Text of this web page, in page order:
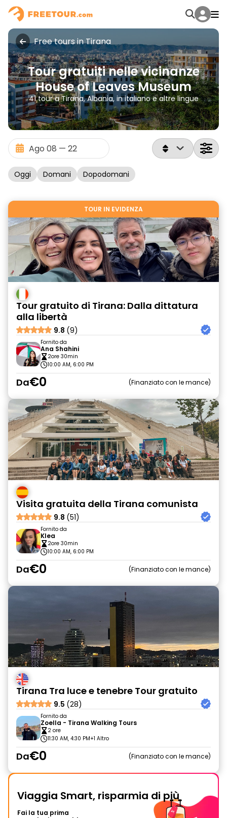
Free tours in Tirana
Tour gratuiti nelle vicinanze
House of Leaves Museum
41 tour a Tirana, Albania, in italiano e altre lingue
Oggi Domani Dopodomani
TOUR IN EVIDENZA
Tour gratuito di Tirana: Dalla dittatura
alla libertà
9.8 (9)
Fornito da
Ana Shahini
2ore 30min
10:00 AM, 6:00 PM
Da€0 Finanziato con le mance
Visita gratuita della Tirana comunista
9.8 (51)
Fornito da
Klea
2ore 30min
10:00 AM, 6:00 PM
Da€0 Finanziato con le mance
Tirana Tra luce e tenebre Tour gratuito
9.5 (28)
Fornito da
Zoella - Tirana Walking Tours
2 ore
11:30 AM, 4:30 PM+1 Altro
Da€0 Finanziato con le mance
Viaggia Smart, risparmia di più
Fai la tua prima